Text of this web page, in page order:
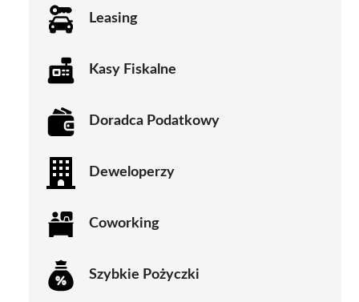
Leasing
Kasy Fiskalne
Doradca Podatkowy
Deweloperzy
Coworking
Szybkie Pożyczki